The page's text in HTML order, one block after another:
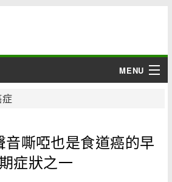
MENU
音嘶啞也是食道癌的早
期症狀之一